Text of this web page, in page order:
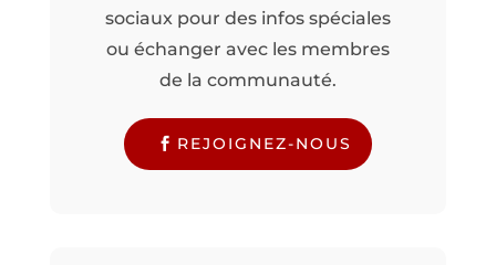
sociaux pour des infos spéciales
ou échanger avec les membres
de la communauté.
REJOIGNEZ-NOUS